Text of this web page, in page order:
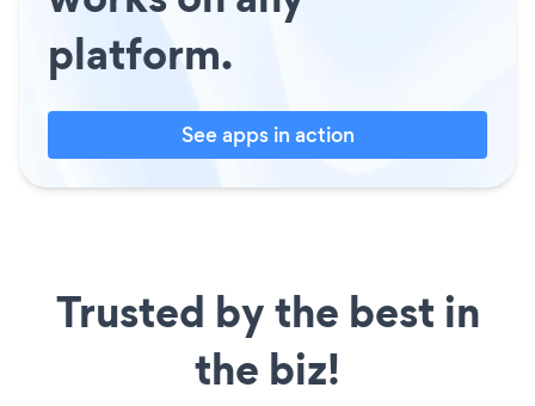
platform.
See apps in action
Trusted by the best in
the biz!